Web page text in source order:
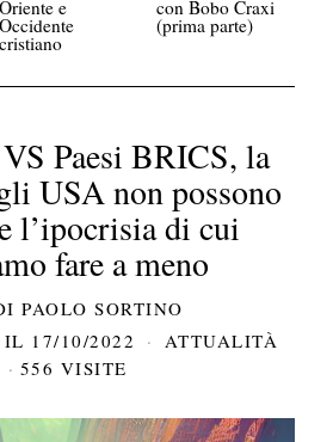
Oriente e
Occidente
cristiano
con Bobo Craxi
(prima parte)
Paesi BRICS, la
USA non possono
l’ipocrisia di cui
fare a meno
PAOLO SORTINO
IL 17/10/2022
ATTUALITÀ
556 VISITE